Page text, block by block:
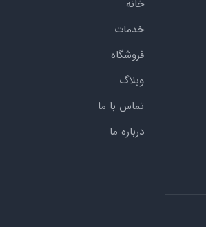
خانه
خدمات
فروشگاه
وبلاگ
تماس با ما
درباره ما